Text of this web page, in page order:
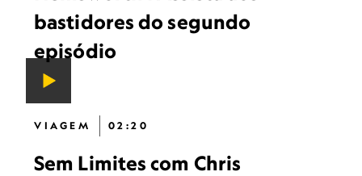
bastidores do segundo
episódio
VIAGEM 02:20
Sem Limites com Chris